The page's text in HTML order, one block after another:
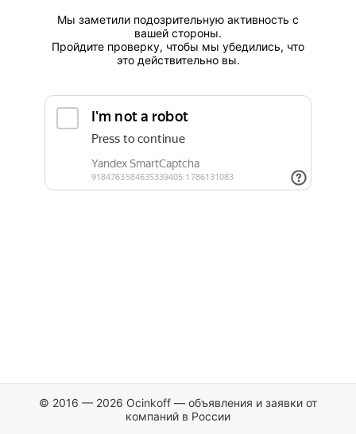
Мы заметили подозрительную активность с
вашей стороны.
Пройдите проверку, чтобы мы убедились, что
это действительно вы.
© 2016 — 2026 Ocinkoff — объявления и заявки от
компаний в России